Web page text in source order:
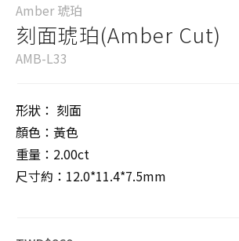
Amber 琥珀
刻面琥珀(Amber Cut)
AMB-L33
形狀： 刻面
顏色：黃色
重量：2.00ct
尺寸約：12.0*11.4*7.5mm